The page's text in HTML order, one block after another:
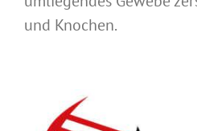
und Knochen.